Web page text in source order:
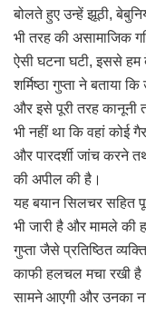
बोलते हुए उन्हें झूठी,
भी तरह की असामाजिक
ऐसी घटना घटी, इससे हम
शर्मिष्ठा गुप्ता ने बताया
और इसे पूरी तरह कानूनी
भी नहीं था कि वहां कोई
और पारदर्शी जांच करने
की अपील की है।
यह बयान सिलचर सहित
भी जारी है और मामले की
गुप्ता जैसे प्रतिष्ठित
काफी हलचल मचा रखी
सामने आएगी और उनका